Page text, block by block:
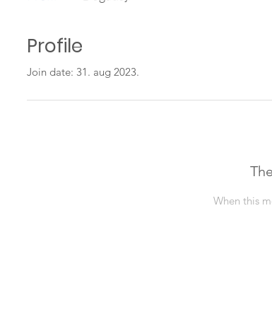
Profile
Join date: 31. aug 2023.
When this